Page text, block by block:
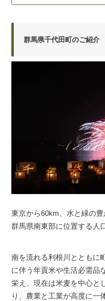
群馬県千代田町のご紹介
東京から60km、水と緑の豊
群馬県南東部に位置する人
南を流れる利根川とともに
に伴う年貢米や生活必需品
栄え、現在は米麦を中心と
り、農業と工業が高度に一